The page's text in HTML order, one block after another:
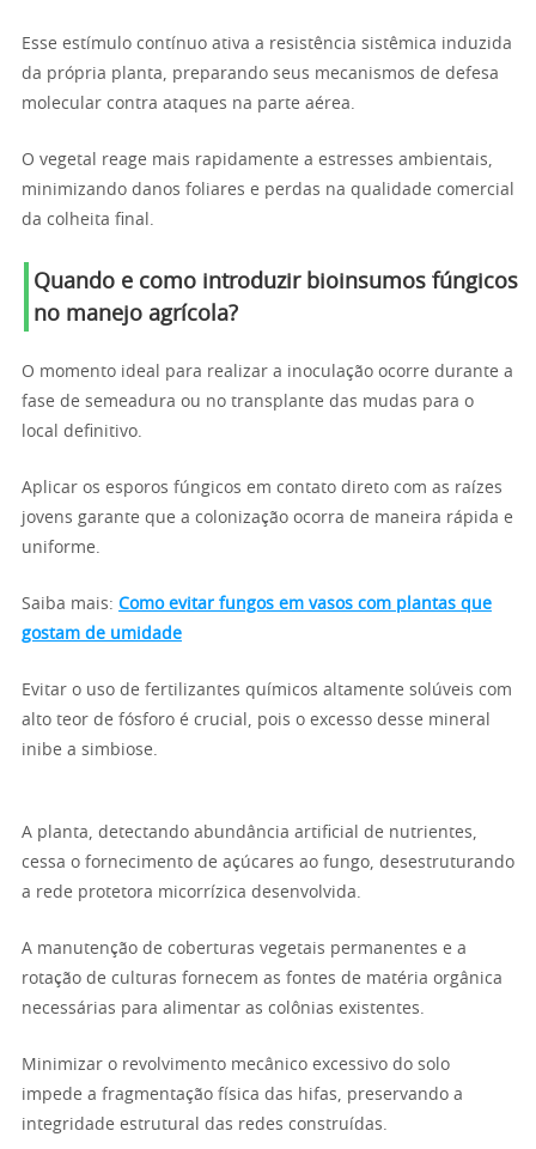
Esse estímulo contínuo ativa a resistência sistêmica induzida
da própria planta, preparando seus mecanismos de defesa
molecular contra ataques na parte aérea.
O vegetal reage mais rapidamente a estresses ambientais,
minimizando danos foliares e perdas na qualidade comercial
da colheita final.
Quando e como introduzir bioinsumos fúngicos
no manejo agrícola?
O momento ideal para realizar a inoculação ocorre durante a
fase de semeadura ou no transplante das mudas para o
local definitivo.
Aplicar os esporos fúngicos em contato direto com as raízes
jovens garante que a colonização ocorra de maneira rápida e
uniforme.
Saiba mais: Como evitar fungos em vasos com plantas que
gostam de umidade
Evitar o uso de fertilizantes químicos altamente solúveis com
alto teor de fósforo é crucial, pois o excesso desse mineral
inibe a simbiose.
A planta, detectando abundância artificial de nutrientes,
cessa o fornecimento de açúcares ao fungo, desestruturando
a rede protetora micorrízica desenvolvida.
A manutenção de coberturas vegetais permanentes e a
rotação de culturas fornecem as fontes de matéria orgânica
necessárias para alimentar as colônias existentes.
Minimizar o revolvimento mecânico excessivo do solo
impede a fragmentação física das hifas, preservando a
integridade estrutural das redes construídas.